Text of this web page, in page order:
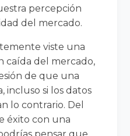
percepción
del mercado.
viste una
caída del mercado,
de que una
incluso si los datos
lo contrario. Del
éxito con una